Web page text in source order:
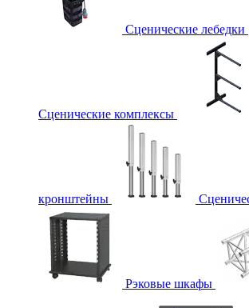
Сценические лебедки
Сценические комплексы
кронштейны
Рэковые шкафы